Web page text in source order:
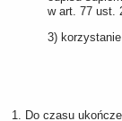
w art. 77 ust.
3)
1. Do czasu